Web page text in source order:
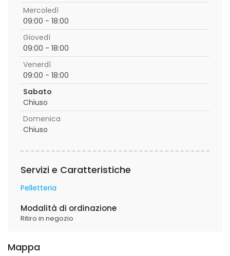
Mercoledì
09:00 - 18:00
Giovedì
09:00 - 18:00
Venerdì
09:00 - 18:00
Sabato
Chiuso
Domenica
Chiuso
Servizi e Caratteristiche
Pelletteria
Modalità di ordinazione
Ritiro in negozio
Mappa